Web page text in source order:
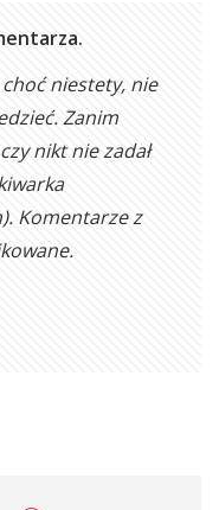
niestety, nie
Zanim
nikt nie zadał
Komentarze z